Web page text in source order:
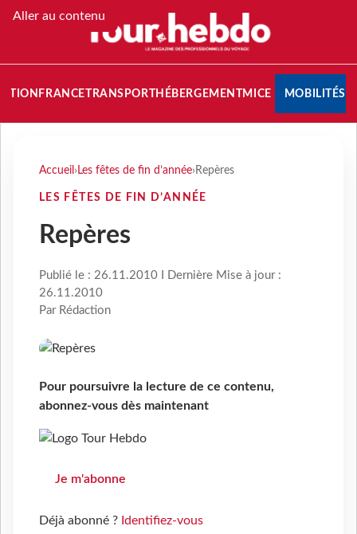
Aller au contenu
FRANCETRANSPORT HÉBERGEMENTMICE MOBILITÉS
Accueil › Les fêtes de fin d’année› Repères
LES FÊTES DE FIN D’ANNÉE
Repères
Publié le : 26.11.2010 I Dernière Mise à jour :
26.11.2010
Par Rédaction
Pour poursuivre la lecture de ce contenu,
abonnez-vous dès maintenant
Je m'abonne
Déjà abonné ? Identifiez-vous